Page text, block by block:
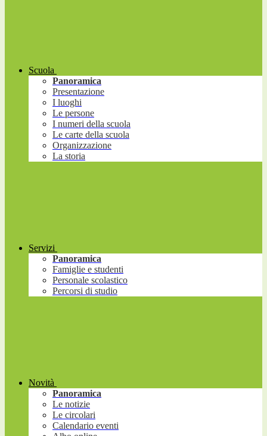
Scuola
Panoramica
Presentazione
I luoghi
Le persone
I numeri della scuola
Le carte della scuola
Organizzazione
La storia
Servizi
Panoramica
Famiglie e studenti
Personale scolastico
Percorsi di studio
Novità
Panoramica
Le notizie
Le circolari
Calendario eventi